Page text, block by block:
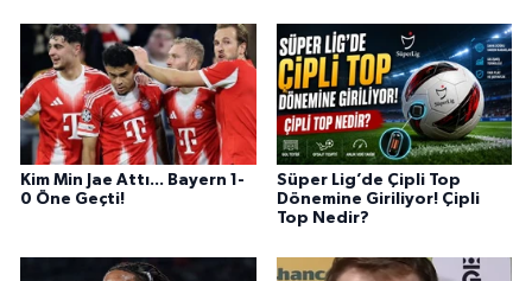
Kim Min Jae Attı... Bayern 1-
0 Öne Geçti!
Süper Lig’de Çipli Top
Dönemine Giriliyor! Çipli
Top Nedir?